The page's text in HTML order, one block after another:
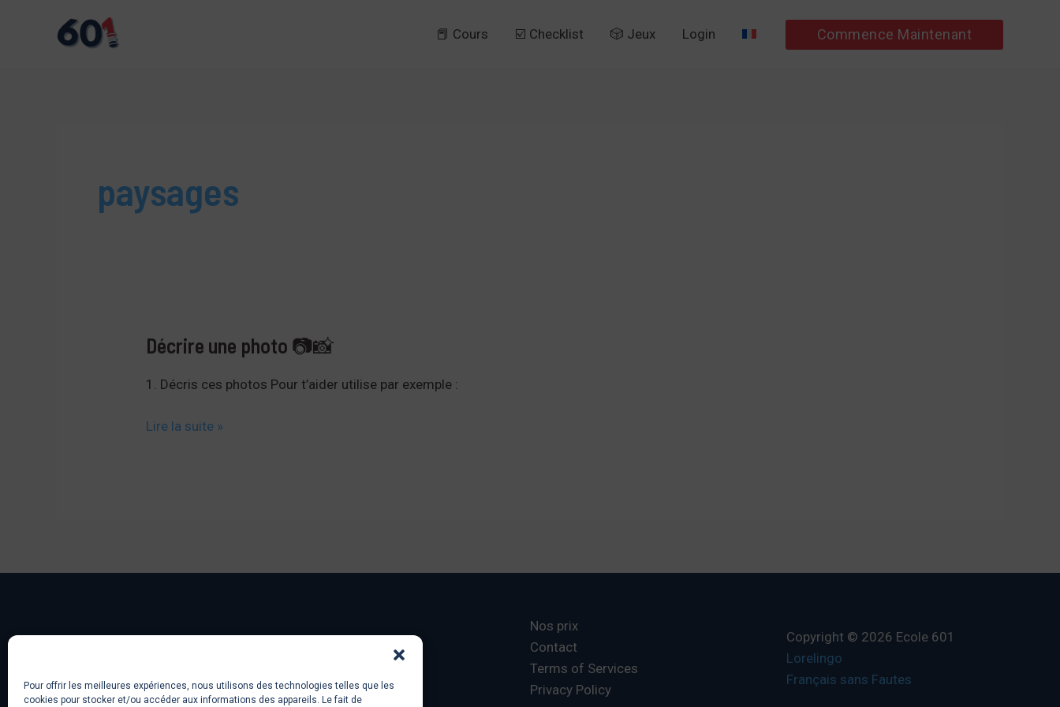
Pour offrir les meilleures expériences, nous utilisons des technologies telles que les
cookies pour stocker et/ou accéder aux informations des appareils. Le fait de
📕 Cours ☑️ Checklist 🎲 Jeux Login Commence Maintenant
paysages
Décrire une photo 📷📸
1. Décris ces photos Pour t’aider utilise par exemple :
Décrire
Lire la suite »
Nos prix
Contact
Terms of Services
Privacy Policy
Copyright © 2026 Ecole 601
Lorelingo
Français sans Fautes